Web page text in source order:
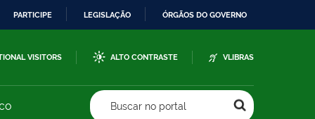
PARTICIPE LEGISLAÇÃO ÓRGÃOS DO GOVERNO
VISITORS ALTO CONTRASTE VLIBRAS
Buscar no portal